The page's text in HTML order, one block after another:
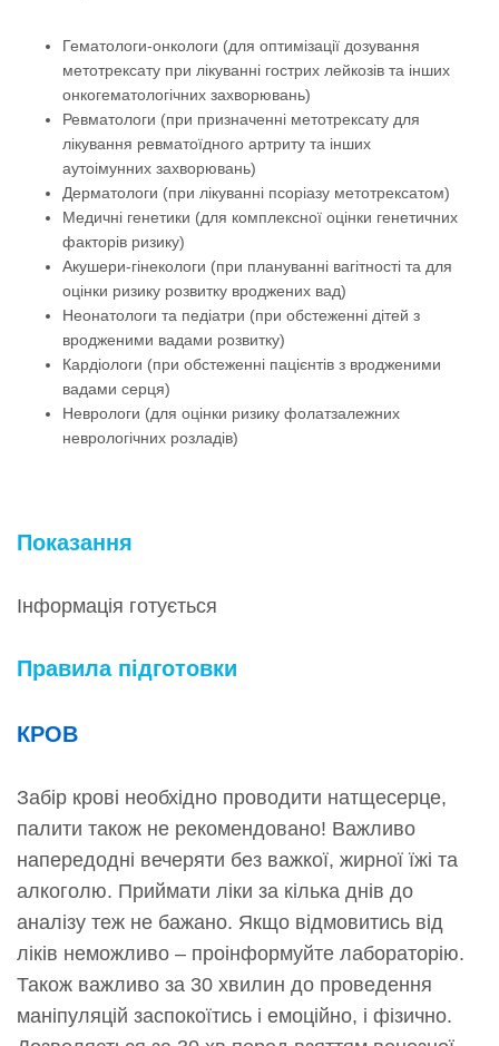
Гематологи-онкологи (для оптимізації дозування
метотрексату при лікуванні гострих лейкозів та інших
онкогематологічних захворювань)
Ревматологи (при призначенні метотрексату для
лікування ревматоїдного артриту та інших
аутоімунних захворювань)
Дерматологи (при лікуванні псоріазу метотрексатом)
Медичні генетики (для комплексної оцінки генетичних
факторів ризику)
Акушери-гінекологи (при плануванні вагітності та для
оцінки ризику розвитку вроджених вад)
Неонатологи та педіатри (при обстеженні дітей з
вродженими вадами розвитку)
Кардіологи (при обстеженні пацієнтів з вродженими
вадами серця)
Неврологи (для оцінки ризику фолатзалежних
неврологічних розладів)
Показання
Інформація готується
Правила підготовки
КРОВ
Забір крові необхідно проводити натщесерце,
палити також не рекомендовано! Важливо
напередодні вечеряти без важкої, жирної їжі та
алкоголю. Приймати ліки за кілька днів до
аналізу теж не бажано. Якщо відмовитись від
ліків неможливо – проінформуйте лабораторію.
Також важливо за 30 хвилин до проведення
маніпуляцій заспокоїтись і емоційно, і фізично.